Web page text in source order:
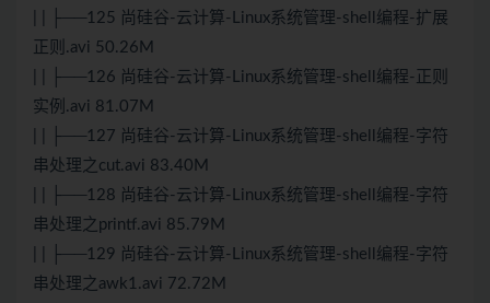
| | ├──125 尚硅谷-云计算-Linux系统管理-shell编程-扩展
正则.avi 50.26M
| | ├──126 尚硅谷-云计算-Linux系统管理-shell编程-正则
实例.avi 81.07M
| | ├──127 尚硅谷-云计算-Linux系统管理-shell编程-字符
串处理之cut.avi 83.40M
| | ├──128 尚硅谷-云计算-Linux系统管理-shell编程-字符
串处理之printf.avi 85.79M
| | ├──129 尚硅谷-云计算-Linux系统管理-shell编程-字符
串处理之awk1.avi 72.72M